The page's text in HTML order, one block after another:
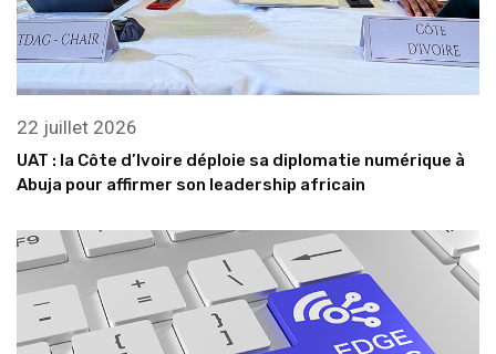
22 juillet 2026
UAT : la Côte d’Ivoire déploie sa diplomatie numérique à
Abuja pour affirmer son leadership africain